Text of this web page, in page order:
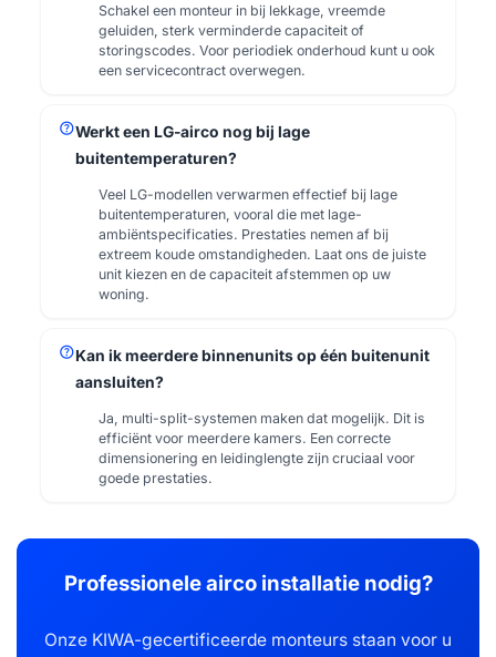
Schakel een monteur in bij lekkage, vreemde
geluiden, sterk verminderde capaciteit of
storingscodes. Voor periodiek onderhoud kunt u ook
een servicecontract overwegen.
helpWerkt een LG-airco nog bij lage
buitentemperaturen?
Veel LG-modellen verwarmen effectief bij lage
buitentemperaturen, vooral die met lage-
ambiëntspecificaties. Prestaties nemen af bij
extreem koude omstandigheden. Laat ons de juiste
unit kiezen en de capaciteit afstemmen op uw
woning.
helpKan ik meerdere binnenunits op één buitenunit
aansluiten?
Ja, multi-split-systemen maken dat mogelijk. Dit is
efficiënt voor meerdere kamers. Een correcte
dimensionering en leidinglengte zijn cruciaal voor
goede prestaties.
Professionele airco installatie nodig?
Onze KIWA-gecertificeerde monteurs staan voor u